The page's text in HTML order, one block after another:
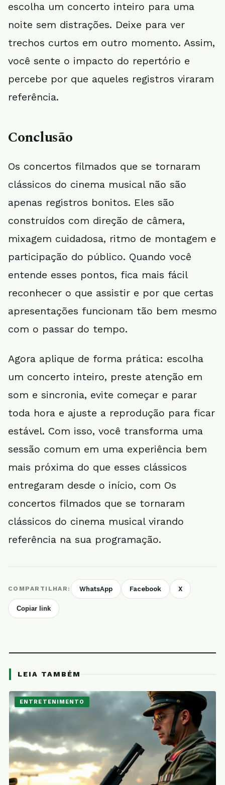
escolha um concerto inteiro para uma
noite sem distrações. Deixe para ver
trechos curtos em outro momento. Assim,
você sente o impacto do repertório e
percebe por que aqueles registros viraram
referência.
Conclusão
Os concertos filmados que se tornaram
clássicos do cinema musical não são
apenas registros bonitos. Eles são
construídos com direção de câmera,
mixagem cuidadosa, ritmo de montagem e
participação do público. Quando você
entende esses pontos, fica mais fácil
reconhecer o que assistir e por que certas
apresentações funcionam tão bem mesmo
com o passar do tempo.
Agora aplique de forma prática: escolha
um concerto inteiro, preste atenção em
som e sincronia, evite começar e parar
toda hora e ajuste a reprodução para ficar
estável. Com isso, você transforma uma
sessão comum em uma experiência bem
mais próxima do que esses clássicos
entregaram desde o início, com Os
concertos filmados que se tornaram
clássicos do cinema musical virando
referência na sua programação.
COMPARTILHAR: WhatsApp Facebook X
Copiar link
LEIA TAMBÉM
ENTRETENIMENTO